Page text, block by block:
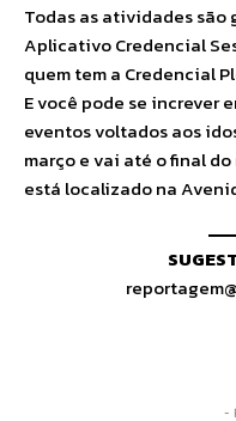
Todas as atividades
Aplicativo Credencial
quem tem a Credencial
E você pode se increver
eventos voltados aos
março e vai até o final do
está localizado na
-